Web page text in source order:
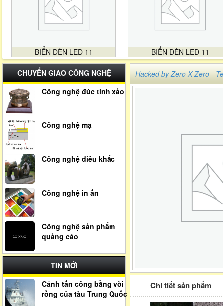
BIỂN ĐÈN LED 11 BIỂN ĐÈN LED 11
CHUYỂN GIAO CÔNG NGHỆ
Công nghệ đúc tinh xảo
Công nghệ mạ
Công nghệ điêu khắc
Công nghệ in ấn
Công nghệ sản phẩm
quảng cáo
TIN MỚI
Cảnh tấn công bằng vòi
rồng của tàu Trung Quốc
Hacked by Zero X Zero -
Chi tiết sản phẩm